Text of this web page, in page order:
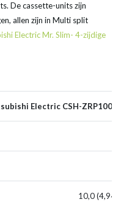
De cassette-units zijn
allen zijn in Multi split
Electric Mr. Slim- 4-zijdige
Electric CSH-ZRP100i
10,0